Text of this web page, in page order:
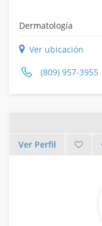
Dermatología
Ver ubicación
(809) 957-3955
Ver Perfil